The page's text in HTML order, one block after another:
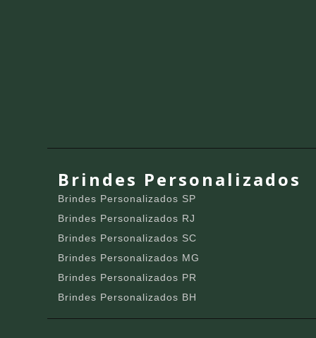
Brindes Personalizados
Brindes Personalizados SP
Brindes Personalizados RJ
Brindes Personalizados SC
Brindes Personalizados MG
Brindes Personalizados PR
Brindes Personalizados BH